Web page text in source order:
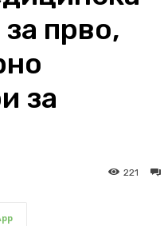
прво,
за
221